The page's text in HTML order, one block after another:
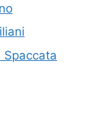
Spaccata